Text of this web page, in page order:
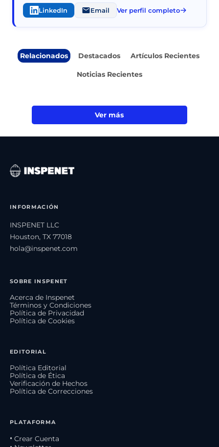
LinkedIn Email Ver perfil completo
Relacionados Destacados Artículos Recientes
Noticias Recientes
Ver más
INFORMACIÓN
INSPENET LLC
Houston, TX 77018
hola@inspenet.com
SOBRE INSPENET
Acerca de Inspenet
Términos y Condiciones
Política de Privacidad
Política de Cookies
EDITORIAL
Política Editorial
Política de Ética
Verificación de Hechos
Política de Correcciones
PLATAFORMA
• Crear Cuenta